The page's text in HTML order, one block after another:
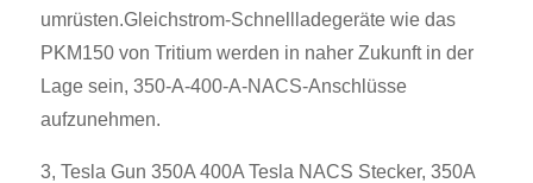
umrüsten.Gleichstrom-Schnellladegeräte wie das
PKM150 von Tritium werden in naher Zukunft in der
Lage sein, 350-A-400-A-NACS-Anschlüsse
aufzunehmen.
3, Tesla Gun 350A 400A Tesla NACS Stecker, 350A